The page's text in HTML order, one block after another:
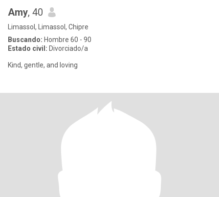
Amy, 40
Limassol, Limassol, Chipre
Buscando: Hombre 60 - 90
Estado civil: Divorciado/a
Kind, gentle, and loving